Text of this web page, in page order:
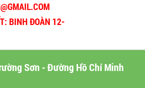
BINH ĐOÀN 12-
Sơn - Đường Hồ Chí Minh